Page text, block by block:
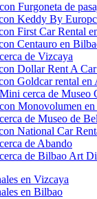
Furgoneta de
Keddy By
First Car Rental
Centauro en
de Vizcaya
Dollar Rent A
Goldcar rental en
cerca de Museo
Monovolumen
de Museo de
National Car
de Abando
de Bilbao Art
en Vizcaya
en Bilbao